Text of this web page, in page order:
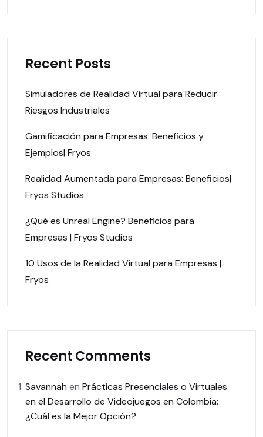
Recent Posts
Simuladores de Realidad Virtual para Reducir
Riesgos Industriales
Gamificación para Empresas: Beneficios y
Ejemplos| Fryos
Realidad Aumentada para Empresas: Beneficios|
Fryos Studios
¿Qué es Unreal Engine? Beneficios para
Empresas | Fryos Studios
10 Usos de la Realidad Virtual para Empresas |
Fryos
Recent Comments
Savannah en Prácticas Presenciales o Virtuales
en el Desarrollo de Videojuegos en Colombia:
¿Cuál es la Mejor Opción?